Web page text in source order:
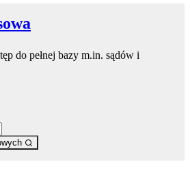
do pełnej bazy m.in. sądów i